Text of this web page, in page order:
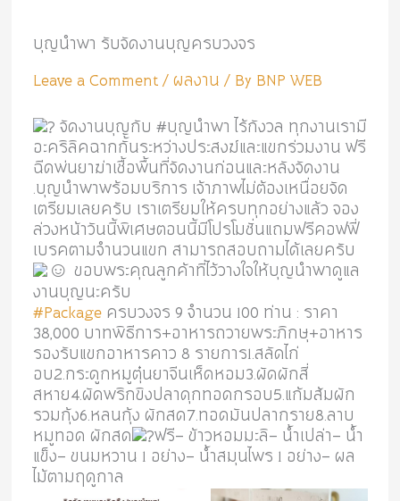
บุญนำพา รับจัดงานบุญครบวงจร
Leave a Comment/ผลงาน/ ByBNP WEB
จัดงานบุญกับ #บุญนำพา ไร้กังวล ทุกงานเรามี
อะคริลิคฉากกั้นระหว่างประสงฆ์และแขกร่วมงาน ฟรี
ฉีดพ่นยาฆ่าเชื้อพื้นที่จัดงานก่อนและหลังจัดงาน
.บุญนำพาพร้อมบริการ เจ้าภาพไม่ต้องเหนื่อยจัด
เตรียมเลยครับ เราเตรียมให้ครบทุกอย่างแล้ว จอง
ล่วงหน้าวันนี้พิเศษตอนนี้มีโปรโมชั่นแถมฟรีคอฟฟี่
เบรคตามจำนวนแขก สามารถสอบถามได้เลยครับ
ขอบพระคุณลูกค้าที่ไว้วางใจให้บุญนำพาดูแล
งานบุญนะครับ
#Packageครบวงจร 9 จำนวน 100 ท่าน : ราคา
38,000 บาทพิธีการ+อาหารถวายพระภิกษุ+อาหาร
รองรับแขกอาหารคาว 8 รายการ1.สลัดไก่
อบ2.กระดูกหมูตุ๋นยาจีนเห็ดหอม3.ผัดผักสี่
สหาย4.ผัดพริกขิงปลาดุกทอดกรอบ5.แก้มส้มผัก
รวมกุ้ง6.หลนกุ้ง ผักสด7.ทอดมันปลากราย8.ลาบ
หมูทอด ผักสด ฟรี- ข้าวหอมมะลิ- น้ำเปล่า- น้ำ
แข็ง- ขนมหวาน 1 อย่าง- น้ำสมุนไพร 1 อย่าง- ผล
ไม้ตามฤดูกาล